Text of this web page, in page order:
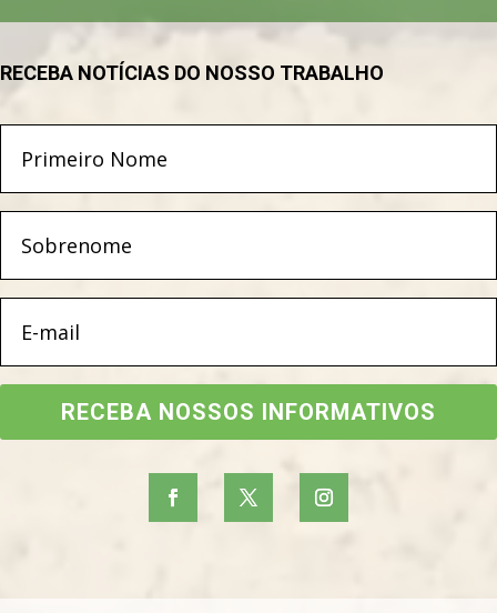
RECEBA NOTÍCIAS DO NOSSO TRABALHO
RECEBA NOSSOS INFORMATIVOS